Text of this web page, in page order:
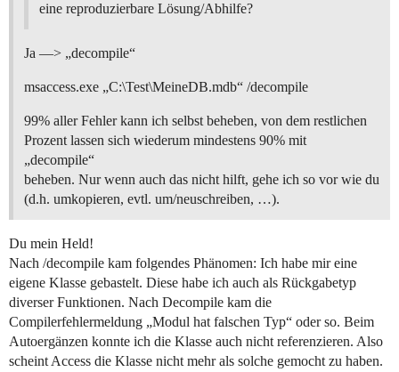
eine reproduzierbare Lösung/Abhilfe?
Ja —> „decompile“
msaccess.exe „C:\Test\MeineDB.mdb“ /decompile
99% aller Fehler kann ich selbst beheben, von dem restlichen
Prozent lassen sich wiederum mindestens 90% mit
„decompile“
beheben. Nur wenn auch das nicht hilft, gehe ich so vor wie du
(d.h. umkopieren, evtl. um/neuschreiben, …).
Du mein Held!
Nach /decompile kam folgendes Phänomen: Ich habe mir eine
eigene Klasse gebastelt. Diese habe ich auch als Rückgabetyp
diverser Funktionen. Nach Decompile kam die
Compilerfehlermeldung „Modul hat falschen Typ“ oder so. Beim
Autoergänzen konnte ich die Klasse auch nicht referenzieren. Also
scheint Access die Klasse nicht mehr als solche gemocht zu haben.